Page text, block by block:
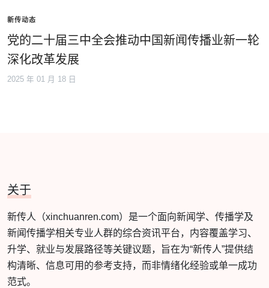
新传动态
党的二十届三中全会推动中国新闻传播业新一轮
深化改革发展
2025 年 01 月 18 日
关于
新传人（xinchuanren.com）是一个面向新闻学、传播学及
新闻传播学相关专业人群的综合资讯平台，内容覆盖学习、
升学、就业与发展路径等关键议题，旨在为“新传人”提供结
构清晰、信息可用的参考支持，而非情绪化经验或单一成功
范式。